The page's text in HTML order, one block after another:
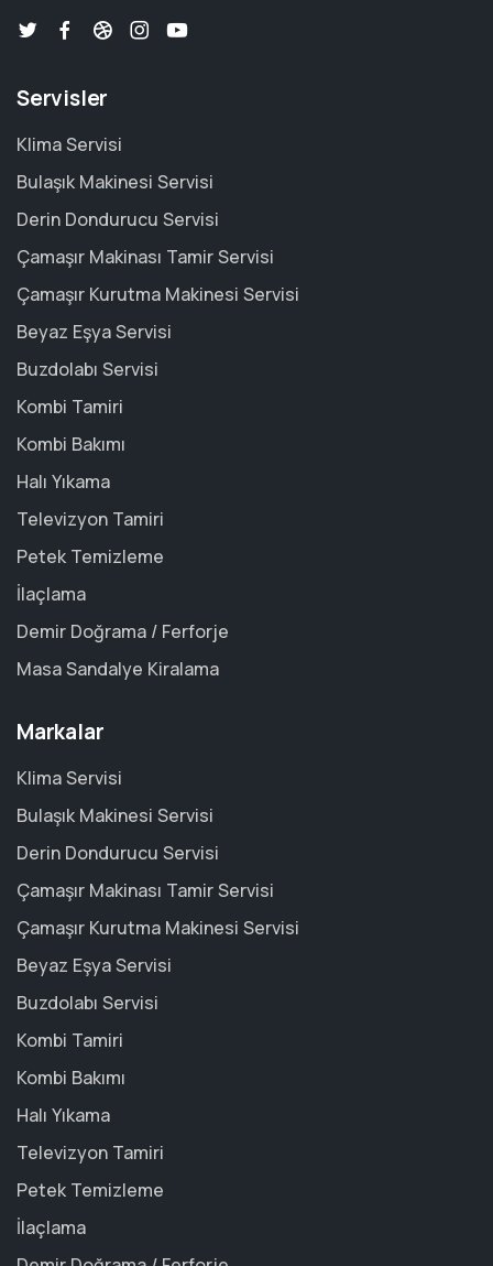
Servisler
Klima Servisi
Bulaşık Makinesi Servisi
Derin Dondurucu Servisi
Çamaşır Makinası Tamir Servisi
Çamaşır Kurutma Makinesi Servisi
Beyaz Eşya Servisi
Buzdolabı Servisi
Kombi Tamiri
Kombi Bakımı
Halı Yıkama
Televizyon Tamiri
Petek Temizleme
İlaçlama
Demir Doğrama / Ferforje
Masa Sandalye Kiralama
Markalar
Klima Servisi
Bulaşık Makinesi Servisi
Derin Dondurucu Servisi
Çamaşır Makinası Tamir Servisi
Çamaşır Kurutma Makinesi Servisi
Beyaz Eşya Servisi
Buzdolabı Servisi
Kombi Tamiri
Kombi Bakımı
Halı Yıkama
Televizyon Tamiri
Petek Temizleme
İlaçlama